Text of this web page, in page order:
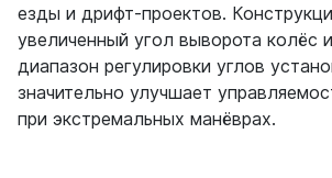
езды и дрифт-проектов.
увеличенный угол выворота колёс
диапазон регулировки углов
значительно улучшает
при экстремальных манёврах.